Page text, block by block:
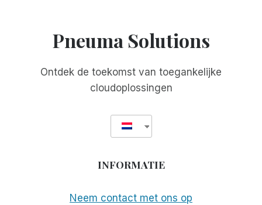
WERELDWIJD
Pneuma Solutions
Ontdek de toekomst van toegankelijke
cloudoplossingen
INFORMATIE
Neem contact met ons op